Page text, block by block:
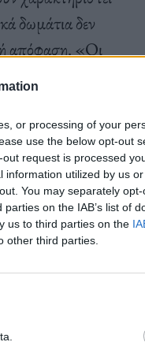
or processing of your
use the below opt-out
request is processed
utilized by us
You may separately
on the IAB’s list of
us to third parties on the
other third parties.
δωμάτια δεν
απόφαση. «Οι
περίπου
όταν
Κάθε ένα από
Υπάρχουν
είναι ότι
εσωτερικά
εργασία
ήδη».